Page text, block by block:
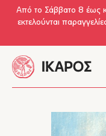
Skip to main content
Από το Σάββατο 8 έως
εκτελούνται